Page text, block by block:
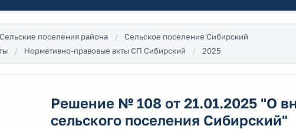
Сельские поселения района
Сельское поселение Сибирский
Нормативно-правовые акты СП Сибирский 2025
Решение № 108 от 21.01.2025 "О
сельского поселения Сибирский"